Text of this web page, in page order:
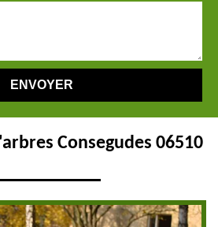
Consegudes 06510